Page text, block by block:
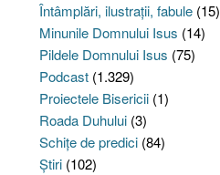
Întâmplări, ilustraţii, fabule(15)
Minunile Domnului Isus (14)
Pildele Domnului Isus (75)
Podcast(1.329)
Proiectele Bisericii(1)
Roada Duhului(3)
Schiţe de predici(84)
Ştiri(102)